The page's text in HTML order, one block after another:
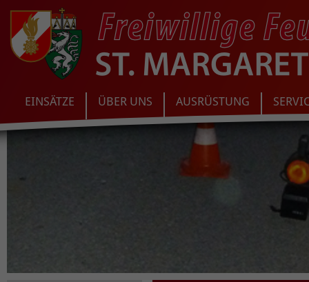
EINSÄTZE ÜBER UNS AUSRÜSTUNG